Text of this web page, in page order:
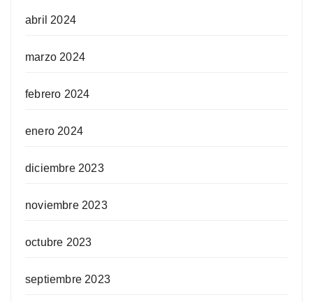
abril 2024
marzo 2024
febrero 2024
enero 2024
diciembre 2023
noviembre 2023
octubre 2023
septiembre 2023